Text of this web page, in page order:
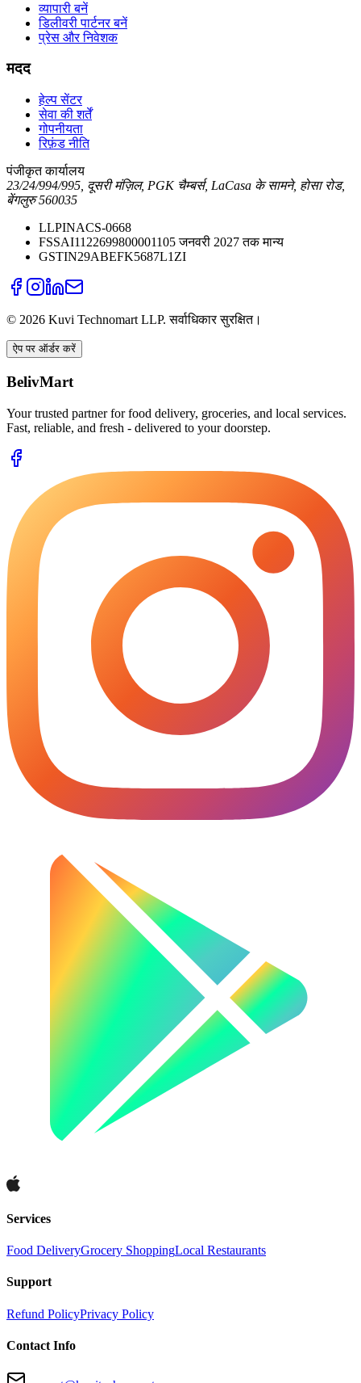
व्यापारी बनें
डिलीवरी पार्टनर बनें
प्रेस और निवेशक
मदद
हेल्प सेंटर
सेवा की शर्तें
गोपनीयता
रिफ़ंड नीति
पंजीकृत कार्यालय
23/24/994/995, दूसरी मंज़िल, PGK चैम्बर्स, LaCasa के सामने, होसा रोड,
बेंगलुरु 560035
LLPINACS-0668
FSSAI1122699800001105 जनवरी 2027 तक मान्य
GSTIN29ABEFK5687L1ZI
© 2026 Kuvi Technomart LLP. सर्वाधिकार सुरक्षित।
ऐप पर ऑर्डर करें
BelivMart
Your trusted partner for food delivery, groceries, and local services.
Fast, reliable, and fresh - delivered to your doorstep.
Services
Food DeliveryGrocery ShoppingLocal Restaurants
Support
Refund PolicyPrivacy Policy
Contact Info